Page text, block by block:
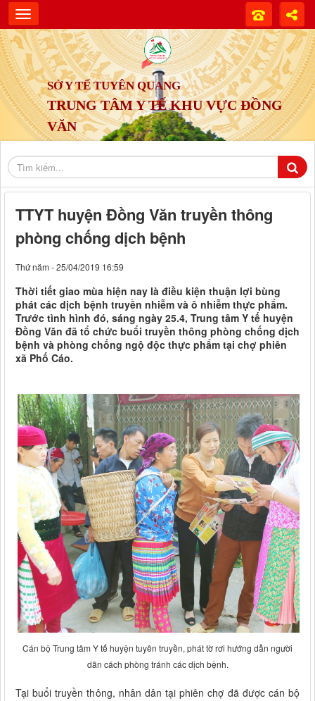
SỞ Y TẾ TUYÊN QUANG
TRUNG TÂM Y TẾ KHU VỰC ĐỒNG
VĂN
TTYT huyện Đồng Văn truyền thông
phòng chống dịch bệnh
Thứ năm - 25/04/2019 16:59
Thời tiết giao mùa hiện nay là điều kiện thuận lợi bùng
phát các dịch bệnh truyền nhiễm và ô nhiễm thực phẩm.
Trước tình hình đó, sáng ngày 25.4, Trung tâm Y tế huyện
Đồng Văn đã tổ chức buổi truyền thông phòng chống dịch
bệnh và phòng chống ngộ độc thực phẩm tại chợ phiên
xã Phố Cáo.
Cán bộ Trung tâm Y tế huyện tuyên truyền, phát tờ rơi hướng dẫn người
dân cách phòng tránh các dịch bệnh.
Tại buổi truyền thông, nhân dân tại phiên chợ đã được cán bộ